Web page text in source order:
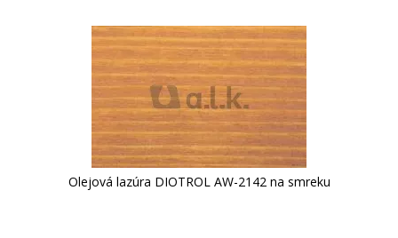
Olejová lazúra DIOTROL AW-2142 na smreku